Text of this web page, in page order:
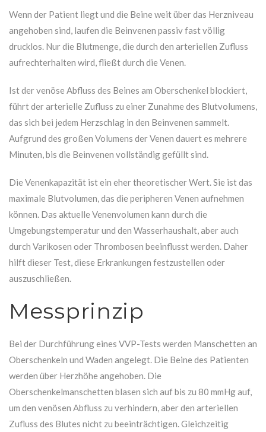
Wenn der Patient liegt und die Beine weit über das Herzniveau
angehoben sind, laufen die Beinvenen passiv fast völlig
drucklos. Nur die Blutmenge, die durch den arteriellen Zufluss
aufrechterhalten wird, fließt durch die Venen.
Ist der venöse Abfluss des Beines am Oberschenkel blockiert,
führt der arterielle Zufluss zu einer Zunahme des Blutvolumens,
das sich bei jedem Herzschlag in den Beinvenen sammelt.
Aufgrund des großen Volumens der Venen dauert es mehrere
Minuten, bis die Beinvenen vollständig gefüllt sind.
Die Venenkapazität ist ein eher theoretischer Wert. Sie ist das
maximale Blutvolumen, das die peripheren Venen aufnehmen
können. Das aktuelle Venenvolumen kann durch die
Umgebungstemperatur und den Wasserhaushalt, aber auch
durch Varikosen oder Thrombosen beeinflusst werden. Daher
hilft dieser Test, diese Erkrankungen festzustellen oder
auszuschließen.
Messprinzip
Bei der Durchführung eines VVP-Tests werden Manschetten an
Oberschenkeln und Waden angelegt. Die Beine des Patienten
werden über Herzhöhe angehoben. Die
Oberschenkelmanschetten blasen sich auf bis zu 80 mmHg auf,
um den venösen Abfluss zu verhindern, aber den arteriellen
Zufluss des Blutes nicht zu beeinträchtigen. Gleichzeitig